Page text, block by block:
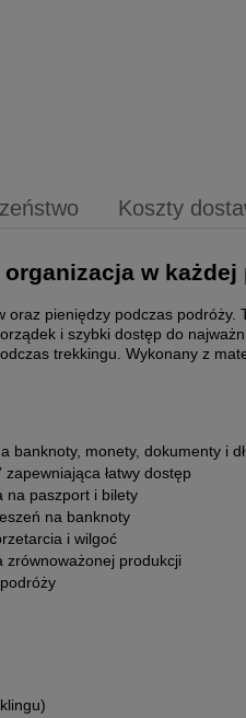
Koszty
w każdej
pieniędzy podczas podróży.
i szybki dostęp do
trekkingu. Wykonany z
banknoty, monety, dokumenty i
łatwy dostęp
na paszport i bilety
na banknoty
i wilgoć
produkcji